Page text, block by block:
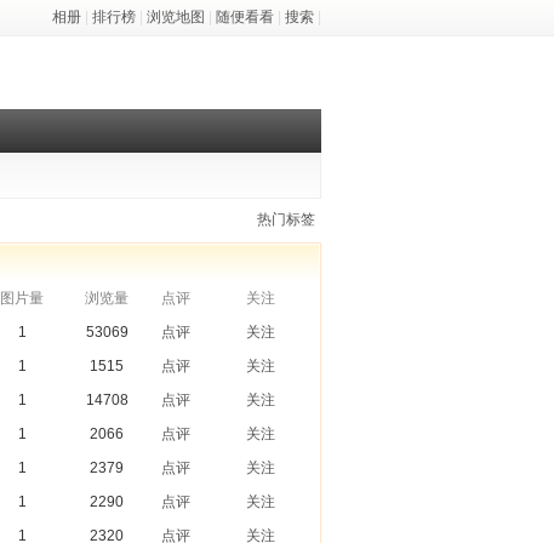
相册 排行榜 浏览地图 随便看看 搜索
热门标签
图片量 浏览量 点评
关注
1 53069 点评
关注
1 1515 点评
关注
1 14708 点评
关注
1 2066 点评
关注
1 2379 点评
关注
1 2290 点评
关注
1 2320 点评 关注